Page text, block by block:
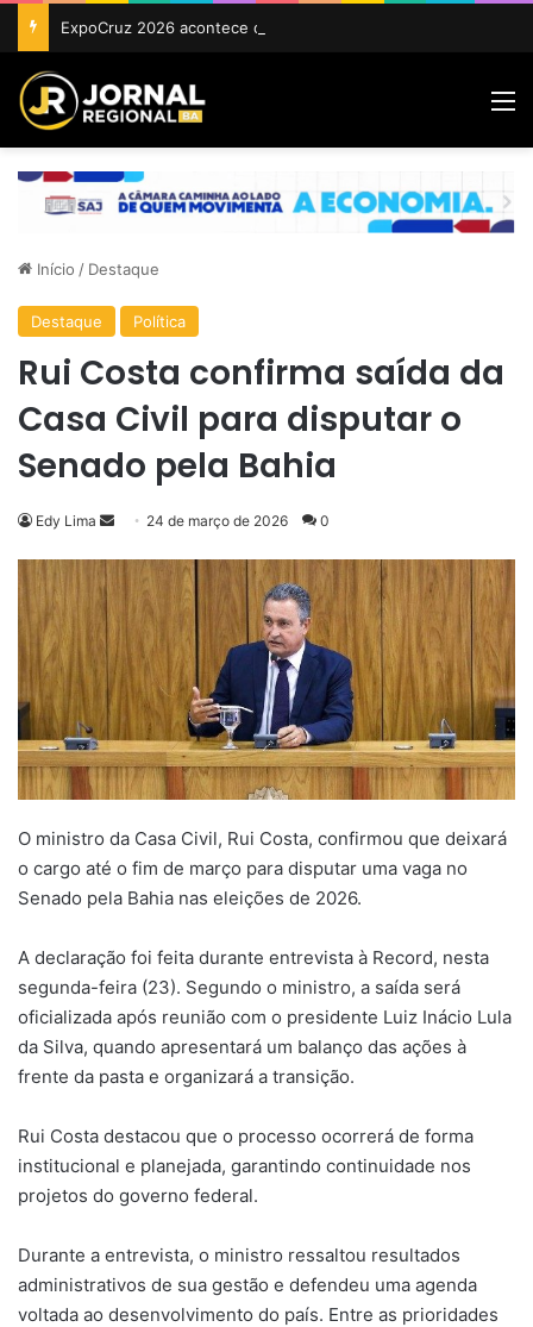
Início / Destaque
Destaque Política
Rui Costa confirma saída da
Casa Civil para disputar o
Senado pela Bahia
Edy Lima
Mande
mail
24 de março de 2026 0
O ministro da Casa Civil, Rui Costa, confirmou que deixará
o cargo até o fim de março para disputar uma vaga no
Senado pela Bahia nas eleições de 2026.
A declaração foi feita durante entrevista à Record, nesta
segunda-feira (23). Segundo o ministro, a saída será
oficializada após reunião com o presidente Luiz Inácio Lula
da Silva, quando apresentará um balanço das ações à
frente da pasta e organizará a transição.
Rui Costa destacou que o processo ocorrerá de forma
institucional e planejada, garantindo continuidade nos
projetos do governo federal.
Durante a entrevista, o ministro ressaltou resultados
administrativos de sua gestão e defendeu uma agenda
voltada ao desenvolvimento do país. Entre as prioridades